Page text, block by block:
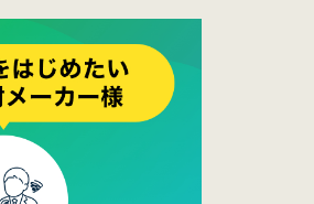
ブログ掲載が始まりまし
覧ください。
サイト機能を大幅バージ
。詳細はこちら。⇒